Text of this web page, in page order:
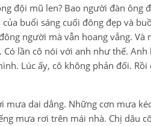
đội mũ len? Bao người đàn
của buổi sáng cuối đông đẹp và
người mà vẫn hoang vắng.
Có lần cô nói với anh như thế.
Lúc ấy, cô không phản đối.
mưa dai dẳng. Những cơn mưa
mưa rơi trên mái nhà. Chị dâu